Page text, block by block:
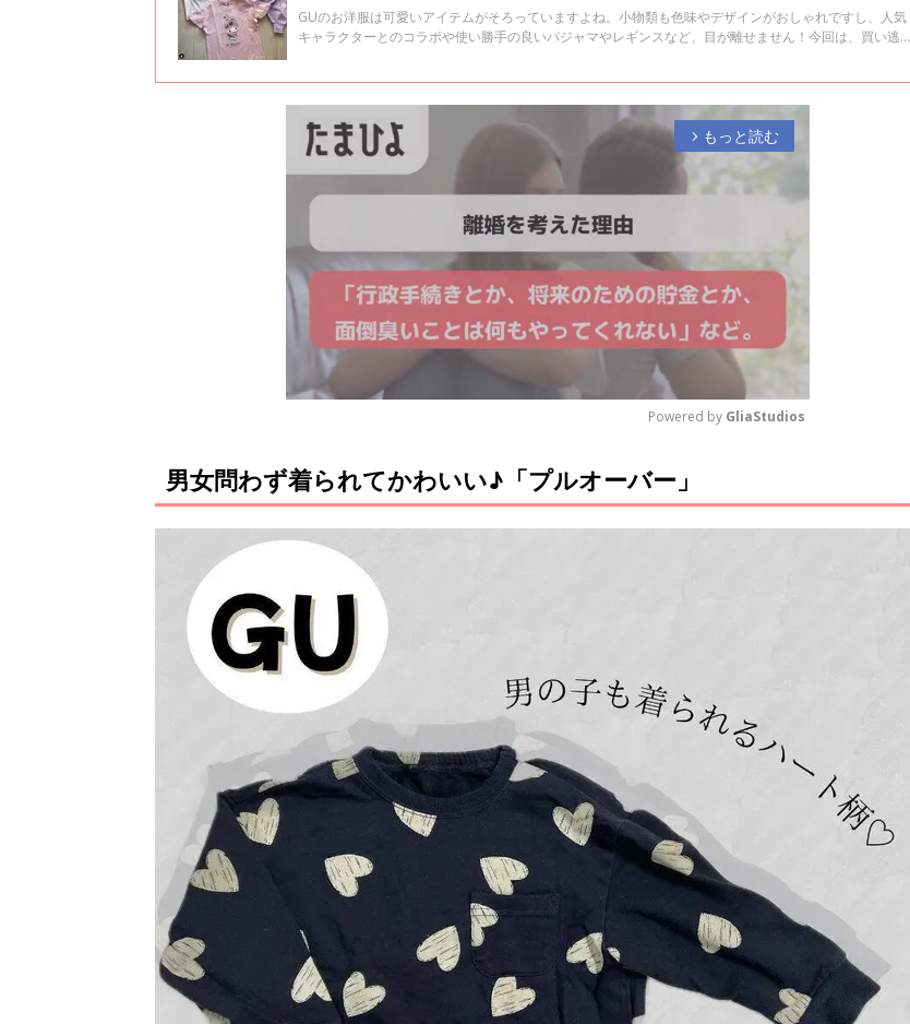
GUのお洋服は可愛いアイテムがそろっていますよね。小物類も色味やデザインがおしゃれですし、人気
キャラクターとのコラボや使い勝手の良いパジャマやレギンスなど、目が離せません！今回は、買い逃し
arrow_forward_ios もっと読む
u
Powered by GliaStudios
男女問わず着られてかわいい♪「プルオーバー」